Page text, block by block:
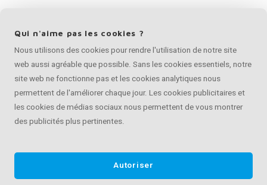
Qui n'aime pas les cookies ?
Nous utilisons des cookies pour rendre l'utilisation de notre site
web aussi agréable que possible. Sans les cookies essentiels, notre
site web ne fonctionne pas et les cookies analytiques nous
permettent de l'améliorer chaque jour. Les cookies publicitaires et
les cookies de médias sociaux nous permettent de vous montrer
des publicités plus pertinentes.
Autoriser